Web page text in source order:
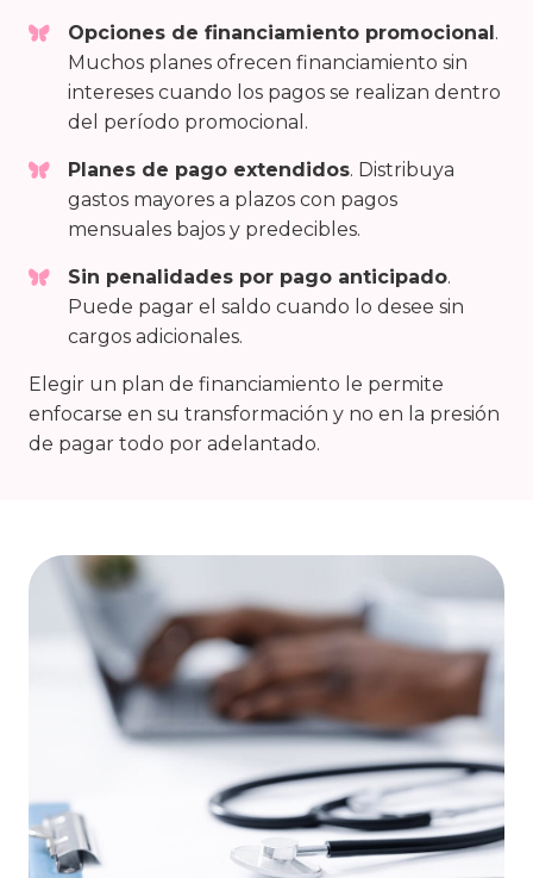
Opciones de financiamiento promocional.
Muchos planes ofrecen financiamiento sin
intereses cuando los pagos se realizan dentro
del período promocional.
Planes de pago extendidos. Distribuya
gastos mayores a plazos con pagos
mensuales bajos y predecibles.
Sin penalidades por pago anticipado.
Puede pagar el saldo cuando lo desee sin
cargos adicionales.
Elegir un plan de financiamiento le permite
enfocarse en su transformación y no en la presión
de pagar todo por adelantado.